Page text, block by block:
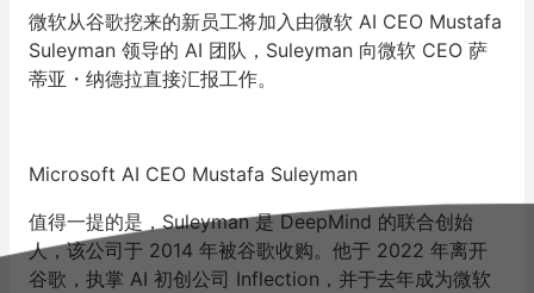
微软从谷歌挖来的新员工将加入由微软 AI CEO Mustafa
Suleyman 领导的 AI 团队，Suleyman 向微软 CEO 萨
蒂亚・纳德拉直接汇报工作。
Microsoft AI CEO Mustafa Suleyman
值得一提的是，Suleyman 是 DeepMind 的联合创始
人，该公司于 2014 年被谷歌收购。他于 2022 年离开
谷歌，执掌 AI 初创公司 Inflection，并于去年成为微软